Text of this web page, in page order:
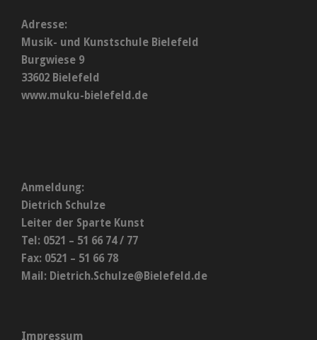
Adresse:
Musik- und Kunstschule Bielefeld
Burgwiese 9
33602 Bielefeld
www.muku-bielefeld.de
Anmeldung:
Dietrich Schulze
Leiter der Sparte Kunst
Tel: 0521 – 51 66 74 / 77
Fax: 0521 – 51 66 78
Mail: Dietrich.Schulze@Bielefeld.de
Impressum